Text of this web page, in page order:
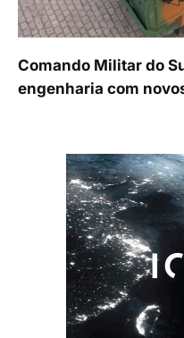
Comando Militar do
engenharia com